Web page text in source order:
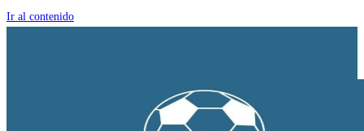
Ir al contenido